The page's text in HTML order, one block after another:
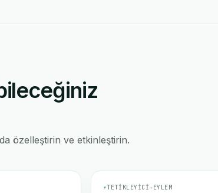
özelleştirin ve etkinleştirin.
⚡TETIKLEYICI→EYLEM